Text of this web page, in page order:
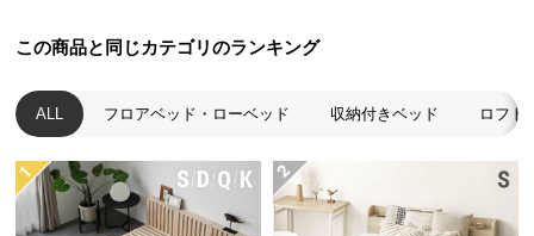
開
設
置
サ
ー
ビ
この商品と同じカテゴリのランキング
ALL フロアベッド・ローベッド 収納付きベッド ロフト